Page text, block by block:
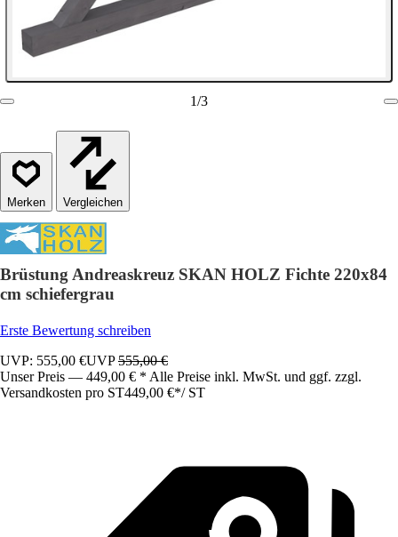
1/3
Vergleichen
Brüstung Andreaskreuz SKAN HOLZ Fichte 220x84
cm schiefergrau
Erste Bewertung schreiben
UVP: 555,00 €UVP555,00 €
Unser Preis — 449,00 € * Alle Preise inkl. MwSt. und ggf. zzgl.
Versandkosten pro ST449,00 €*/ ST